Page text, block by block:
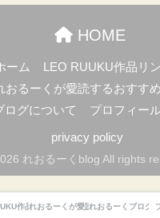
HOME
ーム
LEO RUUKU作品リ
おるーくが愛読するおすす
ログについて
プロフィー
privacy policy
れおるーくblog All rights
作品リンク集
れおるーくが愛読するおすすめ書籍
れおるーくブログ